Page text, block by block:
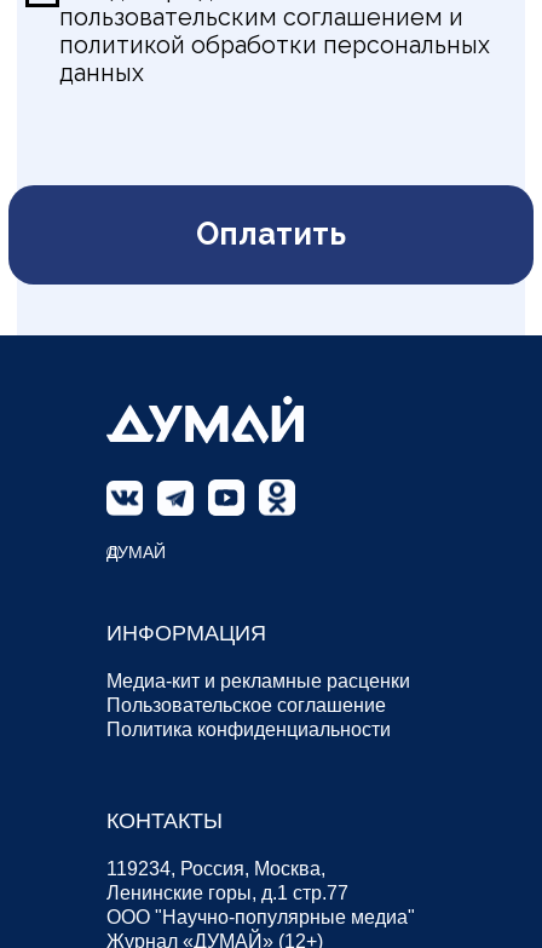
КОНТАКТЫ
119234, Россия, Москва,
Ленинские горы, д.1 стр.77
ООО "Научно-популярные медиа"
Журнал «ДУМАЙ» (12+)
ИНФОРМАЦИЯ
Медиа-кит и рекламные расценки
Пользовательское соглашение
Политика конфиденциальности
© ДУМАЙ